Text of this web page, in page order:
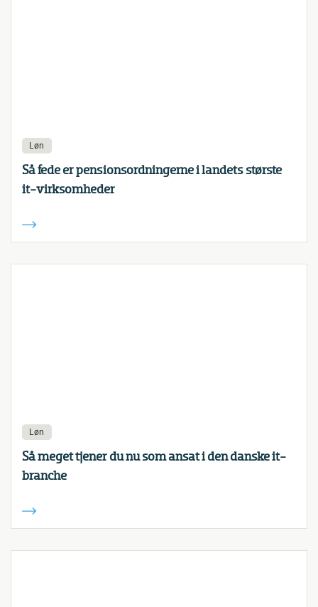
Løn
Så fede er pensionsordningerne i landets største
it-virksomheder
Løn
Så meget tjener du nu som ansat i den danske it-
branche